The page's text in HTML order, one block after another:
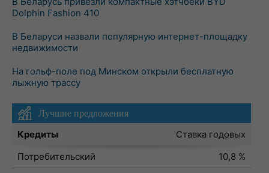
Dolphin Fashion 410
В Беларуси назвали популярную интернет-площадку
недвижимости
На гольф-поле под Минском открыли бесплатную
лыжную трассу
Лучшие предложения
Кредиты
Ставка годовых
Потребительский
10,8 %